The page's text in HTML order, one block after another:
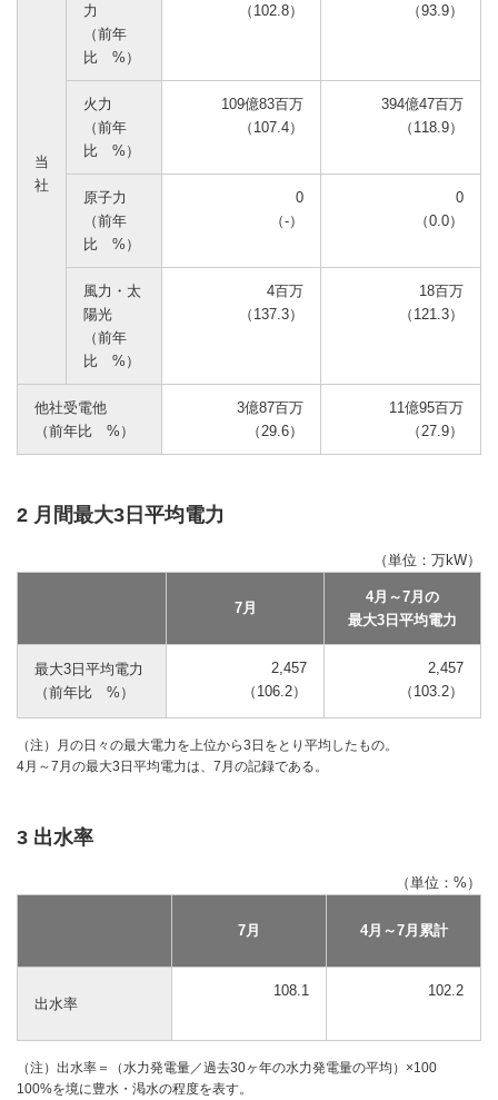
当
社
力
（前年
比 %）
（102.8）
（93.9）
火力
（前年
比 %）
109億83百万
（107.4）
394億47百万
（118.9）
原子力
（前年
比 %）
0
（-）
0
（0.0）
風力・太
陽光
（前年
比 %）
4百万
（137.3）
18百万
（121.3）
他社受電他
（前年比 %）
3億87百万
（29.6）
11億95百万
（27.9）
2 月間最大3日平均電力
（単位：万kW）
7月
4月～7月の
最大3日平均電力
最大3日平均電力
（前年比 %）
2,457
（106.2）
2,457
（103.2）
（注）月の日々の最大電力を上位から3日をとり平均したもの。
4月～7月の最大3日平均電力は、7月の記録である。
3 出水率
（単位：%）
7月 4月～7月累計
出水率
108.1 102.2
（注）出水率＝（水力発電量／過去30ヶ年の水力発電量の平均）×100
100%を境に豊水・渇水の程度を表す。